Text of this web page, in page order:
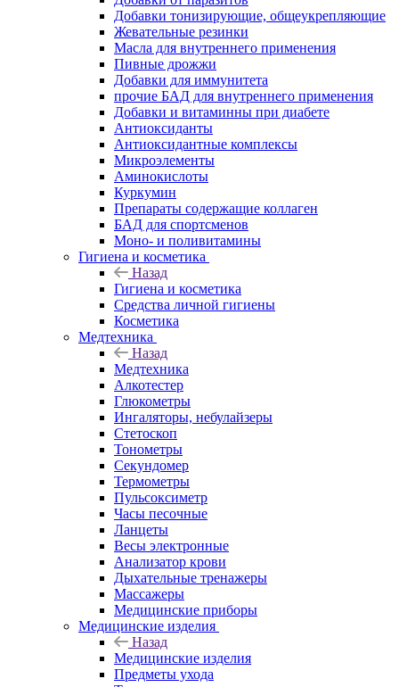
Добавки тонизирующие, общеукрепляющие
Жевательные резинки
Масла для внутреннего применения
Пивные дрожжи
Добавки для иммунитета
прочие БАД для внутреннего применения
Добавки и витаминны при диабете
Антиоксиданты
Антиоксидантные комплексы
Микроэлементы
Аминокислоты
Куркумин
Препараты содержащие коллаген
БАД для спортсменов
Моно- и поливитамины
Гигиена и косметика
Назад
Гигиена и косметика
Средства личной гигиены
Косметика
Медтехника
Назад
Медтехника
Алкотестер
Глюкометры
Ингаляторы, небулайзеры
Стетоскоп
Тонометры
Секундомер
Термометры
Пульсоксиметр
Часы песочные
Ланцеты
Весы электронные
Анализатор крови
Дыхательные тренажеры
Массажеры
Медицинские приборы
Медицинские изделия
Назад
Медицинские изделия
Предметы ухода